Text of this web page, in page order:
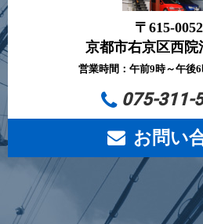
〒615-
京都市右京区西院
営業時間：午前9時～午
075-311-
お問い